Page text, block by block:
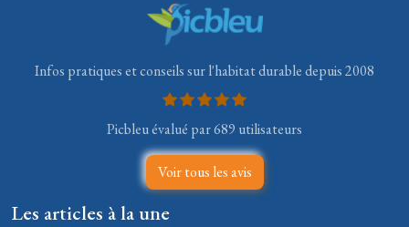
Infos pratiques et conseils sur l'habitat durable depuis 2008
Picbleu évalué par 689 utilisateurs
Voir tous les avis
Les articles à la une